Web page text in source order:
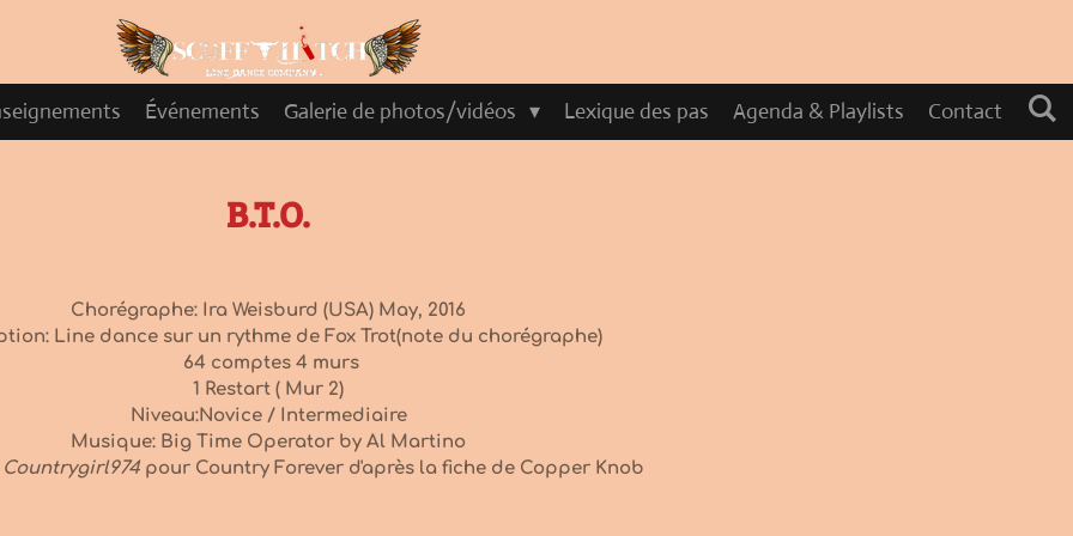
Événements Galerie de photos/vidéos Lexique des pas Agenda & Playlists Contact
B.T.O.
Chorégraphe: Ira Weisburd (USA) May, 2016
Line dance sur un rythme de Fox Trot(note du chorégraphe)
64 comptes 4 murs
1 Restart ( Mur 2)
Niveau:Novice / Intermediaire
Musique: Big Time Operator by Al Martino
Countrygirl974 pour Country Forever d'après la fiche de Copper Knob